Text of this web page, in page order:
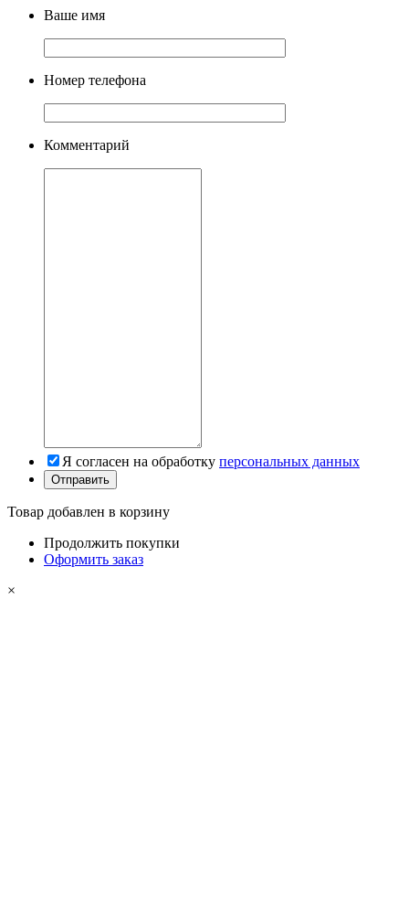
Ваше имя
Номер телефона
Комментарий
Я согласен на обработку персональных данных
Товар добавлен в корзину
Продолжить покупки
Оформить заказ
×